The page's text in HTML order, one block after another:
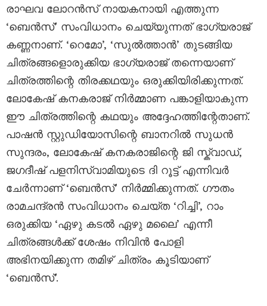
രാഘവ ലോറൻസ് നായകനായി എത്തുന്ന
‘ബെൻസ്’ സംവിധാനം ചെയ്യുന്നത് ഭാഗ്യരാജ്
കണ്ണനാണ്. ‘റെമോ’, ‘സുൽത്താൻ’ തുടങ്ങിയ
ചിത്രങ്ങളൊരുക്കിയ ഭാഗ്യരാജ് തന്നെയാണ്
ചിത്രത്തിന്റെ തിരക്കഥയും ഒരുക്കിയിരിക്കുന്നത്.
ലോകേഷ് കനകരാജ് നിർമ്മാണ പങ്കാളിയാകുന്ന
ഈ ചിത്രത്തിന്റെ കഥയും അദ്ദേഹത്തിന്റേതാണ്.
പാഷൻ സ്റ്റുഡിയോസിന്റെ ബാനറിൽ സുധൻ
സുന്ദരം, ലോകേഷ് കനകരാജിന്റെ ജി സ്ക്വാഡ്,
ജഗദീഷ് പളനിസ്വാമിയുടെ ദി റൂട്ട് എന്നിവർ
ചേർന്നാണ് ‘ബെൻസ്’ നിർമ്മിക്കുന്നത്. ഗൗതം
രാമചന്ദ്രൻ സംവിധാനം ചെയ്ത ‘റിച്ചി’, റാം
ഒരുക്കിയ ‘ഏഴു കടൽ ഏഴു മലൈ’ എന്നീ
ചിത്രങ്ങൾക്ക് ശേഷം നിവിൻ പോളി
അഭിനയിക്കുന്ന തമിഴ് ചിത്രം കൂടിയാണ്
‘ബെൻസ്’.